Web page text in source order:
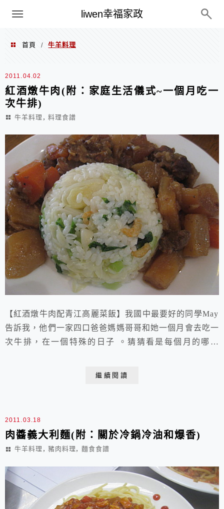
liwen幸福家政
menu
首頁 / 牛羊料理
牛羊料理
2011.04.02
紅酒燉牛肉(附：家庭生活儀式~一個月吃一
次牛排)
牛羊料理 , 料理食譜
【紅酒燉牛肉配青江高麗菜飯】我國中最要好的同學May
告訴我，他們一家四口爸爸媽媽哥哥和她一個月會去吃一
次牛排，在一個特殊的日子 。猜猜看是每個月的哪一
繼續閱讀
2011.03.18
肉醬義大利麵(附：關於冷鍋冷油和爆香)
牛羊料理 , 豬肉料理 , 麵食食譜